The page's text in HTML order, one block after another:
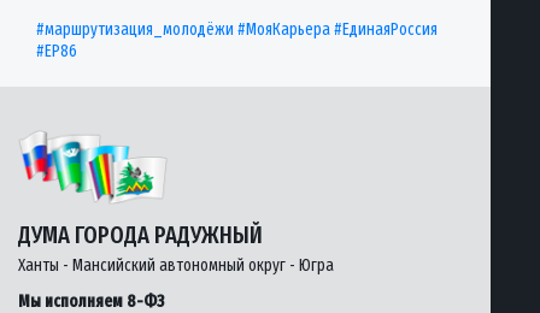
#маршрутизация_молодёжи #МояКарьера#ЕдинаяРоссия
#ЕР86
ДУМА ГОРОДА РАДУЖНЫЙ
Ханты - Мансийский автономный округ - Югра
Мы исполняем 8-ФЗ